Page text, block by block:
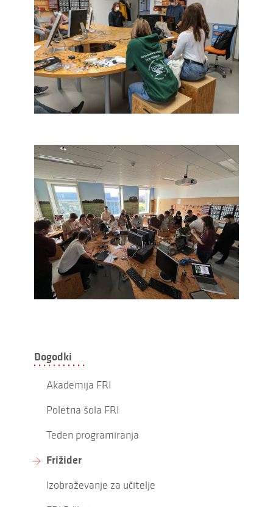
Dogodki
Akademija FRI
Poletna šola FRI
Teden programiranja
Frižider
Izobraževanje za učitelje